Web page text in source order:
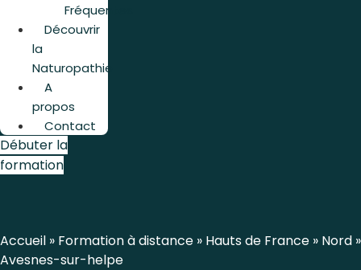
Fréquentes
Découvrir
la
Naturopathie
A
propos
Contact
Débuter la
formation
Accueil » Formation à distance » Hauts de France » Nord »
Avesnes-sur-helpe